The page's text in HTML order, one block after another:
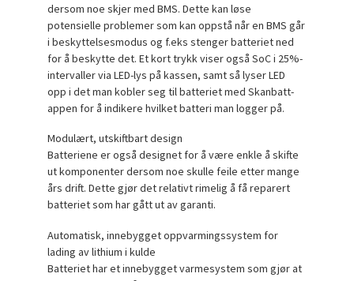
dersom noe skjer med BMS. Dette kan løse
potensielle problemer som kan oppstå når en BMS går
i beskyttelsesmodus og f.eks stenger batteriet ned
for å beskytte det. Et kort trykk viser også SoC i 25%-
intervaller via LED-lys på kassen, samt så lyser LED
opp i det man kobler seg til batteriet med Skanbatt-
appen for å indikere hvilket batteri man logger på.
Modulært, utskiftbart design
Batteriene er også designet for å være enkle å skifte
ut komponenter dersom noe skulle feile etter mange
års drift. Dette gjør det relativt rimelig å få reparert
batteriet som har gått ut av garanti.
Automatisk, innebygget oppvarmingssystem for
lading av lithium i kulde
Batteriet har et innebygget varmesystem som gjør at